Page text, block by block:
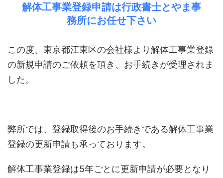
解体工事業登録申請は行政書士とやま事
務所にお任せ下さい
この度、東京都江東区の会社様より解体工事業登録
の新規申請のご依頼を頂き、お手続きが受理されま
した。
弊所では、登録取得後のお手続きである解体工事業
登録の更新申請も承っております。
解体工事業登録は5年ごとに更新申請が必要となり